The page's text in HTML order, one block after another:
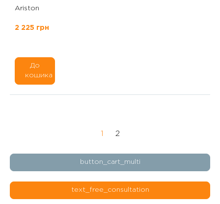
Ariston
2 225 грн
До
кошика
1 2
button_cart_multi
text_free_consultation